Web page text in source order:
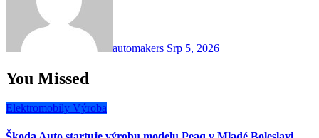
automakers Srp 5, 2026
You Missed
Elektromobily Výroba